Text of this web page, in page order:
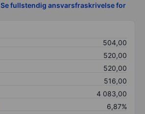
Se fullstendig ansvarsfraskrivelse for
504,00
520,00
520,00
516,00
4 083,00
6,87%